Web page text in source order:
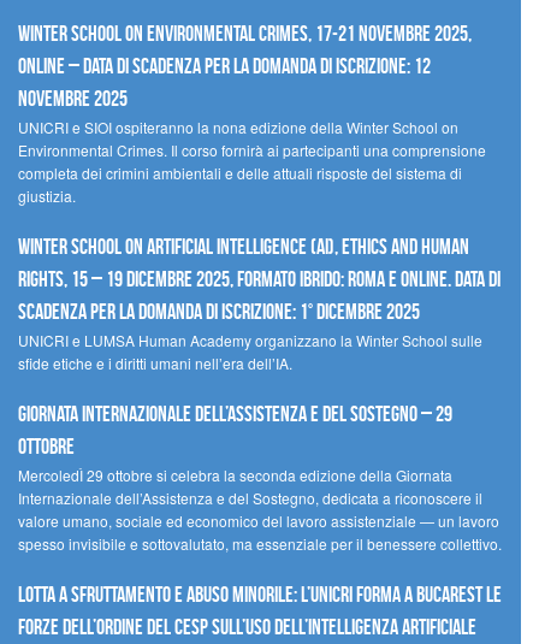
Winter School on Environmental Crimes, 17-21 novembre 2025,
Online – Data di scadenza per la domanda di iscrizione: 12
novembre 2025
UNICRI e SIOI ospiteranno la nona edizione della Winter School on
Environmental Crimes. Il corso fornirà ai partecipanti una comprensione
completa dei crimini ambientali e delle attuali risposte del sistema di
giustizia.
Winter School on Artificial Intelligence (AI), Ethics and Human
Rights, 15 – 19 dicembre 2025, Formato Ibrido: Roma e online. Data di
scadenza per la domanda di iscrizione: 1° dicembre 2025
UNICRI e LUMSA Human Academy organizzano la Winter School sulle
sfide etiche e i diritti umani nell’era dell’IA.
Giornata internazionale dell’assistenza e del sostegno – 29
ottobre
MercoledÌ 29 ottobre si celebra la seconda edizione della Giornata
Internazionale dell’Assistenza e del Sostegno, dedicata a riconoscere il
valore umano, sociale ed economico del lavoro assistenziale — un lavoro
spesso invisibile e sottovalutato, ma essenziale per il benessere collettivo.
Lotta a sfruttamento e abuso minorile: l’UNICRI forma a Bucarest le
forze dell’ordine del CESP sull’uso dell’Intelligenza Artificiale